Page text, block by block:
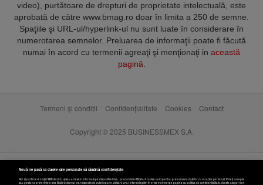
video), purtătoare de drepturi de proprietate intelectuală, este
aprobată de către www.bmag.ro doar în limita a 250 de semne.
Spaţiile şi URL-ul/hyperlink-ul nu sunt luate în considerare în
numerotarea semnelor. Preluarea de informaţii poate fi făcută
numai în acord cu termenii agreaţi şi menţionaţi in această
pagină
Termeni și condiții Confidențialitate Cookies Contact
Copyright © 2025 BUSINESSMEX S.A.
Nouă ne pasă ca datele tale personale să rămână confidențiale
Noi și partenerii noștri589stocăm și/sau accesăm informații pe dispozitivul dvs., precum identificatorii cookie unici pentru prelucrarea datelor cu caracter personal. Puteți accepta
sau gestiona preferințele dvs. făcând clic mai jos, respectiv vă puteți opune utilizării unui interes legitim în orice moment pe pagina cu politica de confidențialitate. Aceste alegeri vor